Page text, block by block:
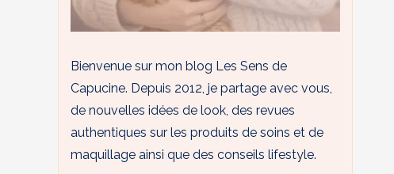
Bienvenue sur mon blog Les Sens de
Capucine. Depuis 2012, je partage avec vous,
de nouvelles idées de look, des revues
authentiques sur les produits de soins et de
maquillage ainsi que des conseils lifestyle.